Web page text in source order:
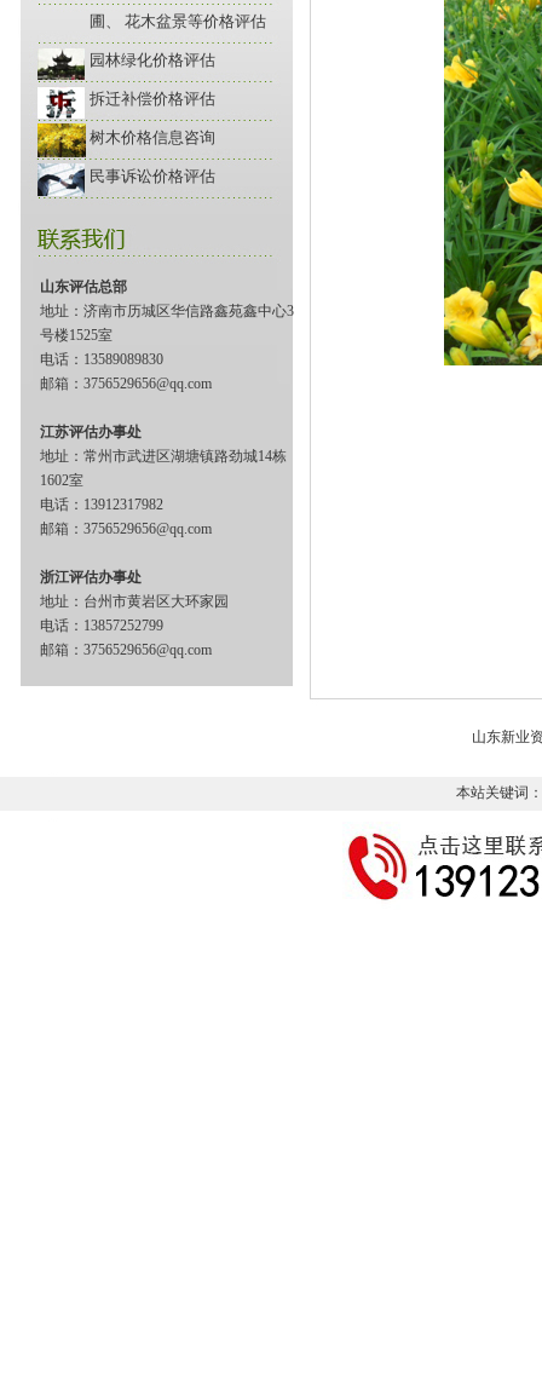
圃、 花木盆景等价格评估
园林绿化价格评估
拆迁补偿价格评估
树木价格信息咨询
民事诉讼价格评估
山东评估总部
地址：济南市历城区华信路鑫苑鑫中心3
号楼1525室
电话：13589089830
邮箱：3756529656@qq.com
江苏评估办事处
地址：常州市武进区湖塘镇路劲城14栋
1602室
电话：13912317982
邮箱：3756529656@qq.com
浙江评估办事处
地址：台州市黄岩区大环家园
电话：13857252799
邮箱：3756529656@qq.com
山东新业
本站关键词：